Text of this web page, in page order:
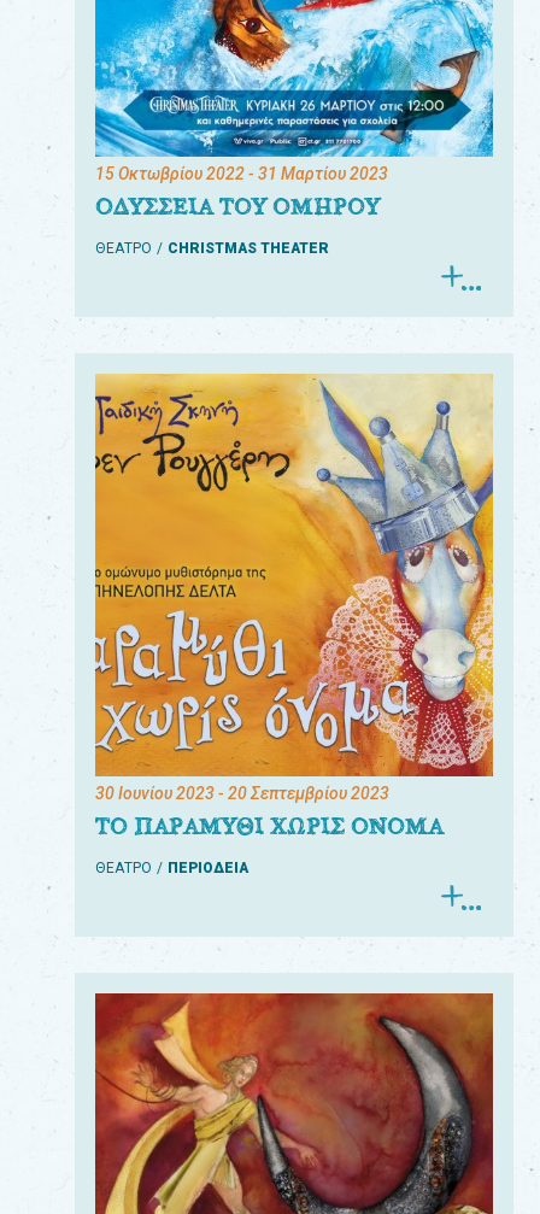
15 Οκτωβρίου 2022- 31 Μαρτίου 2023
ΟΔΥΣΣΕΙΑ ΤΟΥ ΟΜΗΡΟΥ
ΘΕΑΤΡΟ CHRISTMAS THEATER
30 Ιουνίου 2023- 20 Σεπτεμβρίου 2023
ΤΟ ΠΑΡΑΜΥΘΙ ΧΩΡΙΣ ΟΝΟΜΑ
ΘΕΑΤΡΟ ΠΕΡΙΟΔΕΙΑ